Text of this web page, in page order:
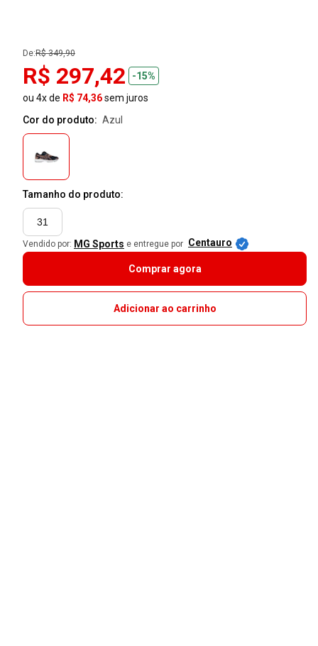
De:R$ 349,90
R$ 297,42
-15%
ou 4x de R$ 74,36sem juros
Cor do produto:
azul
Tamanho do produto:
31
Vendido por: MG Sports e entregue por Centauro
Comprar agora
Adicionar ao carrinho